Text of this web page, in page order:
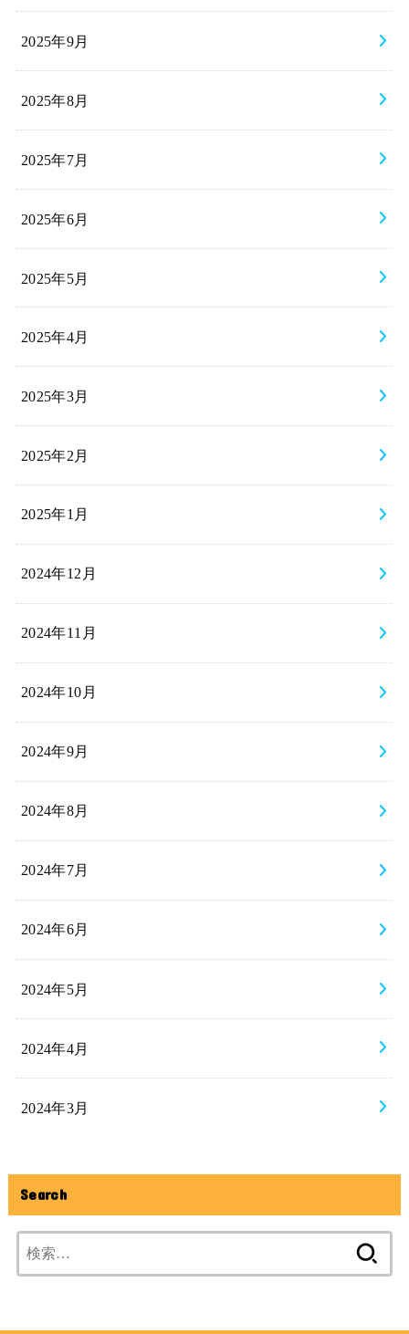
2025年9月
2025年8月
2025年7月
2025年6月
2025年5月
2025年4月
2025年3月
2025年2月
2025年1月
2024年12月
2024年11月
2024年10月
2024年9月
2024年8月
2024年7月
2024年6月
2024年5月
2024年4月
2024年3月
Search
索: